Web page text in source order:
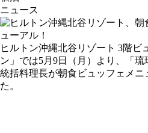
ニュース
ヒルトン沖縄北谷リゾート 3階ビ
ン」では5月9日（月）より、「
統括料理長が朝食ビュッフェメ
た。